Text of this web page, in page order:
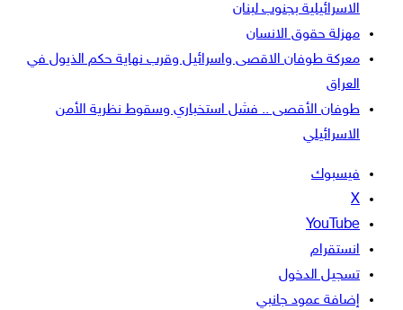
الاسرائيلية بجنوب لبنان
مهزلة حقوق الانسان
معركة طوفان الاقصى واسرائيل وقرب نهاية حكم الذيول في
العراق
طوفان الأقصى .. فشل استخباري وسقوط نظرية الأمن
الاسرائيلي
فيسبوك
‫X
‫YouTube
انستقرام
تسجيل الدخول
إضافة عمود جانبي